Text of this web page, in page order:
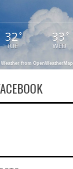
32°
TUE
33 °
WED
Weather from OpenWeatherMap